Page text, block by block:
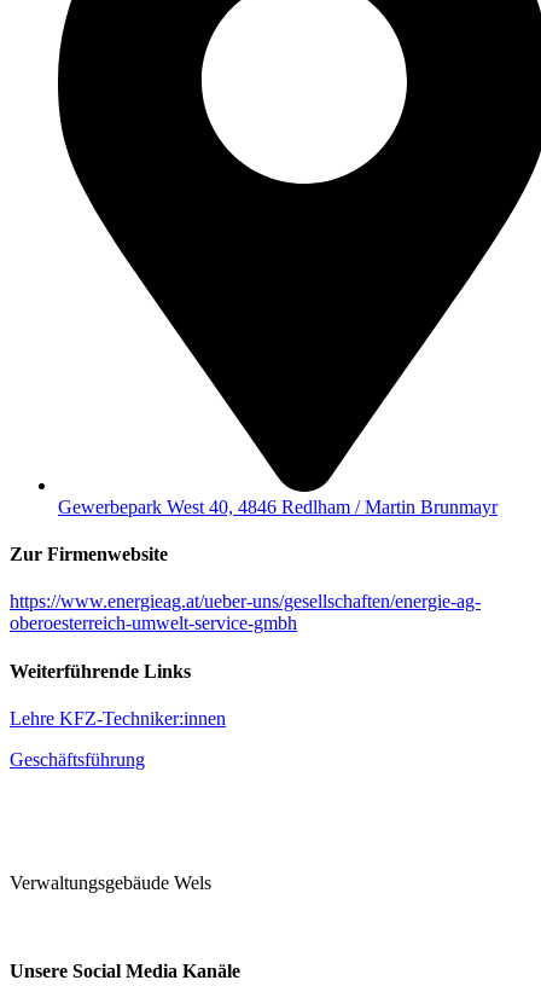
Gewerbepark West 40, 4846 Redlham / Martin Brunmayr
Zur Firmenwebsite
https://www.energieag.at/ueber-uns/gesellschaften/energie-ag-
oberoesterreich-umwelt-service-gmbh
Weiterführende Links
Lehre KFZ-Techniker:innen
Geschäftsführung
Verwaltungsgebäude Wels
Unsere Social Media Kanäle